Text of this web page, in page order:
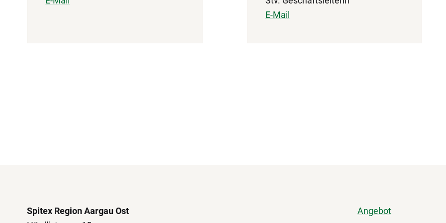
E-Mail
Spitex Region Aargau Ost
Angebot